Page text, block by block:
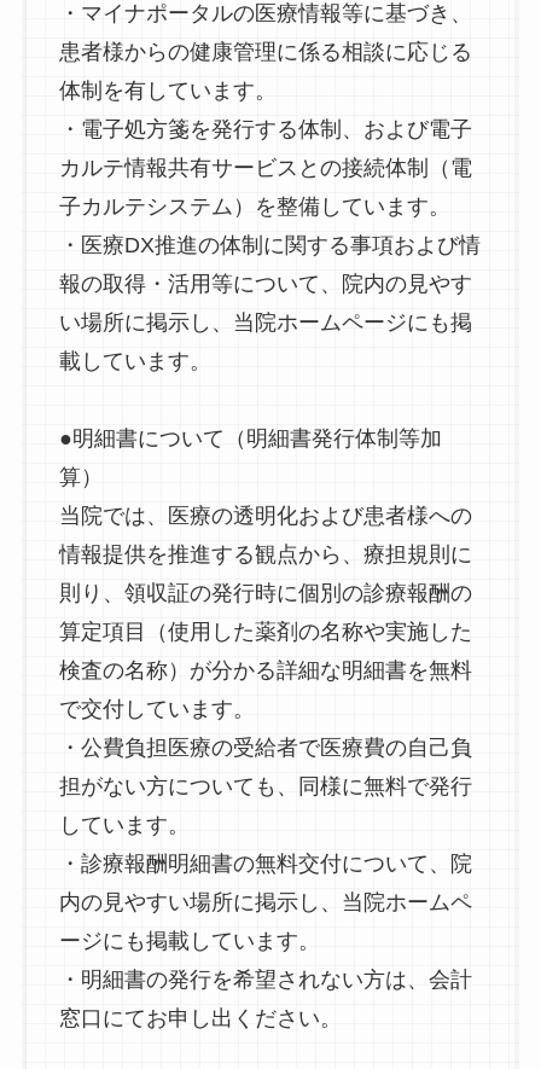
・マイナポータルの医療情報等に基づき、
患者様からの健康管理に係る相談に応じる
体制を有しています。
・電子処方箋を発行する体制、および電子
カルテ情報共有サービスとの接続体制（電
子カルテシステム）を整備しています。
・医療DX推進の体制に関する事項および情
報の取得・活用等について、院内の見やす
い場所に掲示し、当院ホームページにも掲
載しています。
●明細書について（明細書発行体制等加
算）
当院では、医療の透明化および患者様への
情報提供を推進する観点から、療担規則に
則り、領収証の発行時に個別の診療報酬の
算定項目（使用した薬剤の名称や実施した
検査の名称）が分かる詳細な明細書を無料
で交付しています。
・公費負担医療の受給者で医療費の自己負
担がない方についても、同様に無料で発行
しています。
・診療報酬明細書の無料交付について、院
内の見やすい場所に掲示し、当院ホームペ
ージにも掲載しています。
・明細書の発行を希望されない方は、会計
窓口にてお申し出ください。